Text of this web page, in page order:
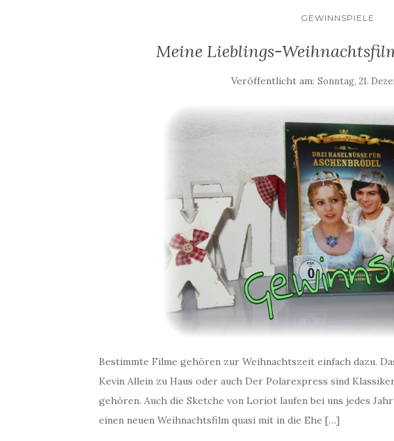
GEWINNSPIELE
Meine Lieblings-
Veröffentlicht am:Sonntag, 21.
Bestimmte Filme gehören zur Weihnachtszeit einfach dazu.
Kevin Allein zu Haus oder auch Der Polarexpress sind
gehören. Auch die Sketche von Loriot laufen bei uns jedes
einen neuen Weihnachtsfilm quasi mit in die Ehe […]